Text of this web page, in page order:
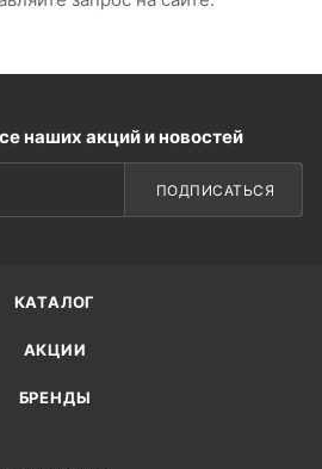
наших акций и новостей
ПОДПИСАТЬСЯ
КАТАЛОГ
АКЦИИ
БРЕНДЫ